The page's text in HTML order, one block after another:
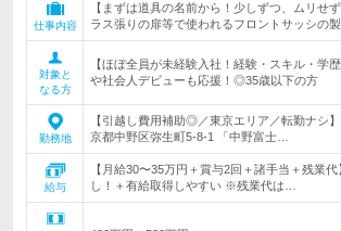
仕事内容
【まずは道具の名前から！少しずつ、ムリせ
ラス張りの扉等で使われるフロントサッシの
対象と
なる方
【ほぼ全員が未経験入社！経験・スキル・学
や社会人デビューも応援！◎35歳以下の方
勤務地
【引越し費用補助◎／東京エリア／転勤ナシ
京都中野区弥生町5-8-1 「中野富士…
給与
【月給30〜35万円＋賞与2回＋諸手当＋残業
し！＋有給取得しやすい ※残業代は…